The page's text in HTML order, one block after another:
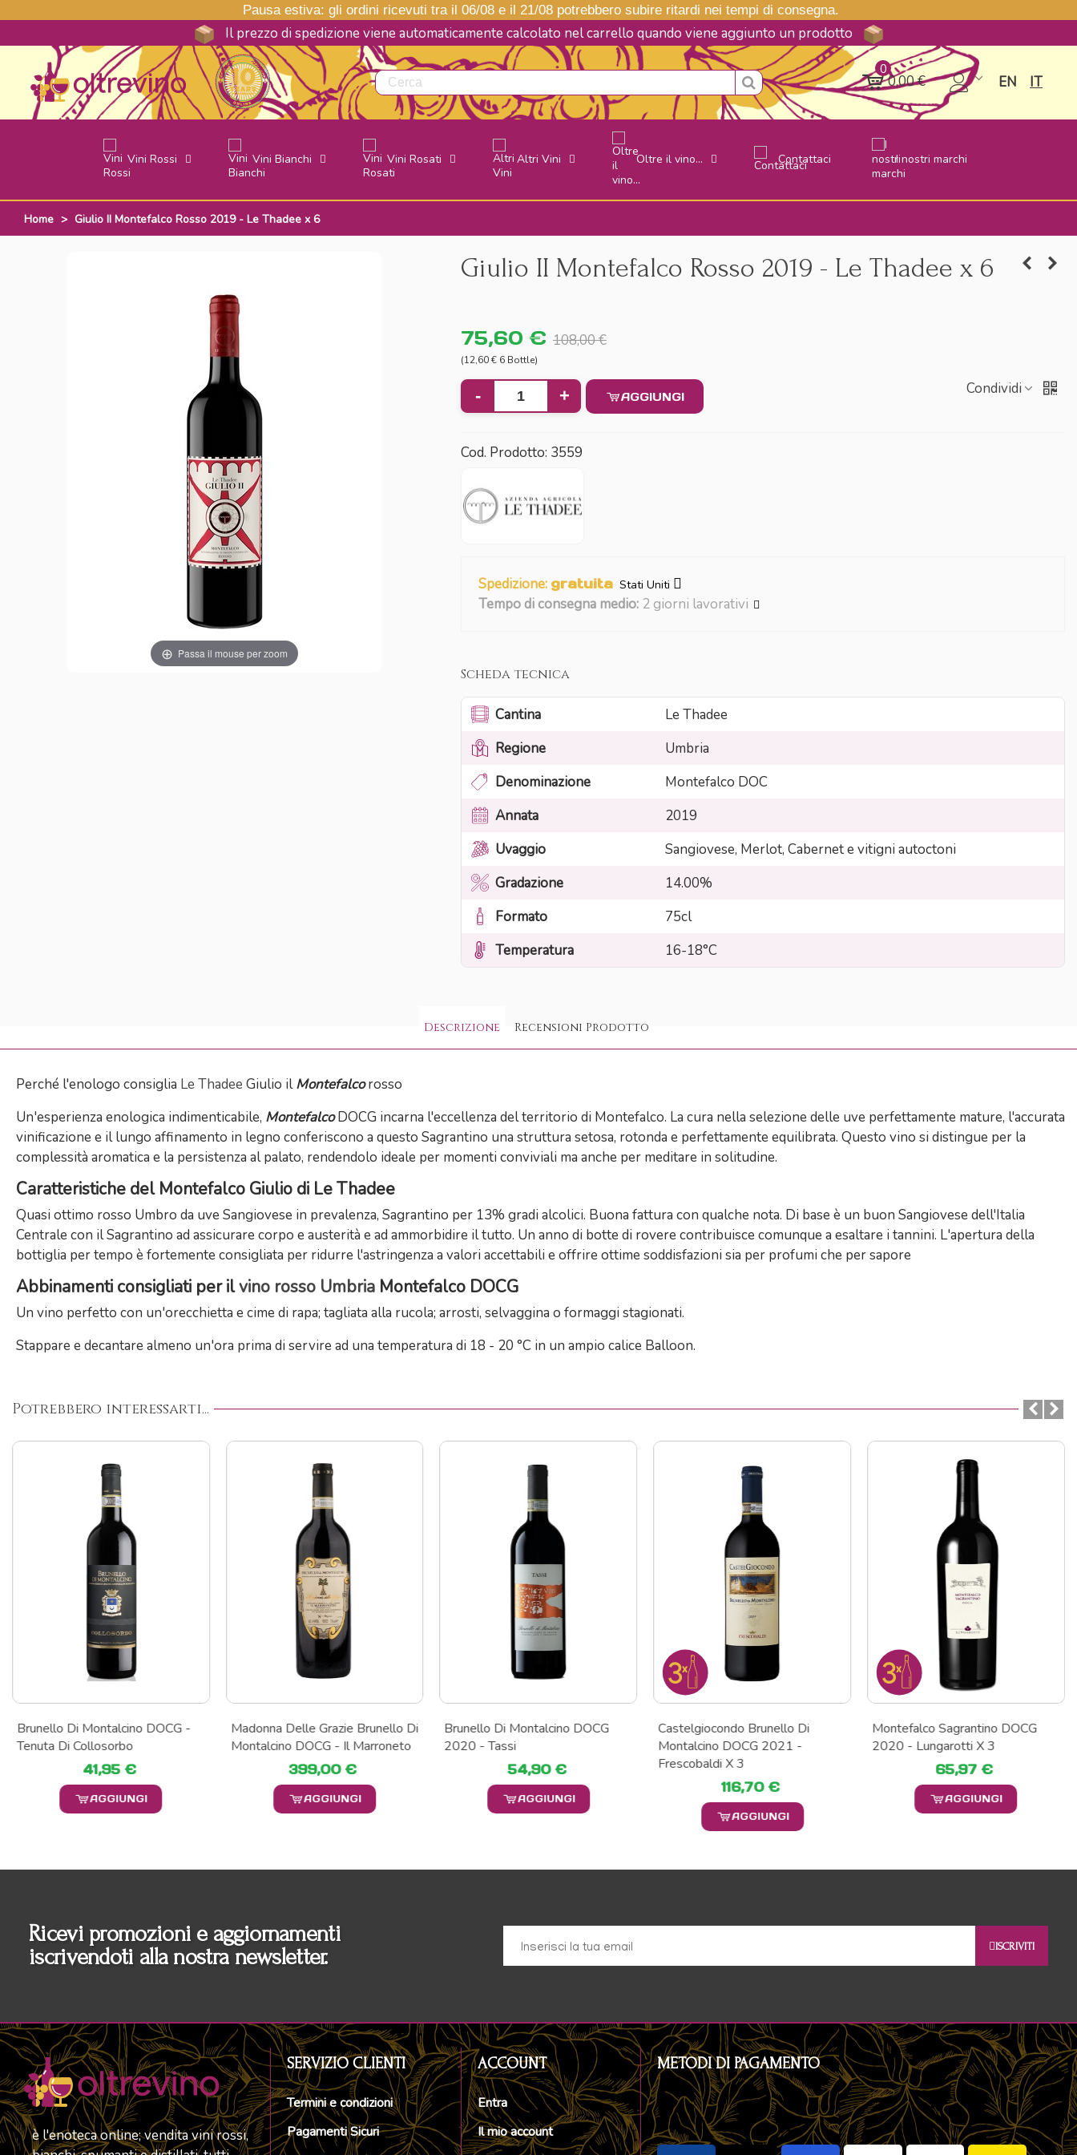
Pausa estiva: gli ordini ricevuti tra il 06/08 e il 21/08 potrebbero subire ritardi nei tempi di consegna.
Il prezzo di spedizione viene automaticamente calcolato nel carrello quando viene aggiunto un prodotto
0
0,00 € EN IT
Vini Rossi Vini Bianchi Vini Rosati Altri Vini Oltre il vino... Contattaci I nostri marchi
Home > Giulio II Montefalco Rosso 2019 - Le Thadee x 6
Passa il mouse per zoom
Giulio II Montefalco Rosso 2019 - Le Thadee x 6
75,60 € 108,00 €
(12,60 € 6 Bottle)
- + AGGIUNGI Condividi
Cod. Prodotto: 3559
Spedizione: gratuita Stati Uniti
Tempo di consegna medio: 2 giorni lavorativi
Scheda tecnica
Cantina
Le Thadee
Regione
Umbria
Denominazione
Montefalco DOC
Annata
2019
Uvaggio
Sangiovese, Merlot, Cabernet e vitigni autoctoni
Gradazione
14.00%
Formato
75cl
Temperatura
16-18°C
Descrizione Recensioni Prodotto
Perché l'enologo consiglia Le Thadee Giulio ilMontefalcorosso
Un'esperienza enologica indimenticabile, MontefalcoDOCG incarna l'eccellenza del territorio di Montefalco. La cura nella selezione delle uve perfettamente mature, l'accurata
vinificazione e il lungo affinamento in legno conferiscono a questo Sagrantino una struttura setosa, rotonda e perfettamente equilibrata. Questo vino si distingue per la
complessità aromatica e la persistenza al palato, rendendolo ideale per momenti conviviali ma anche per meditare in solitudine.
Caratteristiche del Montefalco Giulio di Le Thadee
Quasi ottimo rosso Umbro da uve Sangiovese in prevalenza, Sagrantino per 13% gradi alcolici. Buona fattura con qualche nota. Di base è un buon Sangiovese dell'Italia
Centrale con il Sagrantino ad assicurare corpo e austerità e ad ammorbidire il tutto. Un anno di botte di rovere contribuisce comunque a esaltare i tannini. L'apertura della
bottiglia per tempo è fortemente consigliata per ridurre l'astringenza a valori accettabili e offrire ottime soddisfazioni sia per profumi che per sapore
Abbinamenti consigliati per ilvino rosso Umbria Montefalco DOCG
Un vino perfetto con un'orecchietta e cime di rapa; tagliata alla rucola; arrosti, selvaggina o formaggi stagionati.
Stappare e decantare almeno un'ora prima di servire ad una temperatura di 18 - 20 °C in un ampio calice Balloon.
Potrebbero interessarti...
Brunello Di Montalcino DOCG -
Tenuta Di Collosorbo
41,95 €
AGGIUNGI
Madonna Delle Grazie Brunello Di
Montalcino DOCG - Il Marroneto
399,00 €
AGGIUNGI
Brunello Di Montalcino DOCG
2020 - Tassi
54,90 €
AGGIUNGI
Castelgiocondo Brunello Di
Montalcino DOCG 2021 -
Frescobaldi X 3
116,70 €
AGGIUNGI
Montefalco Sagrantino DOCG
2020 - Lungarotti X 3
65,97 €
AGGIUNGI
Ricevi promozioni e aggiornamenti
iscrivendoti alla nostra newsletter.
ISCRIVITI
è l'enoteca online; vendita vini rossi,
SERVIZIO CLIENTI
Termini e condizioni
Pagamenti Sicuri
ACCOUNT
Entra
Il mio account
METODI DI PAGAMENTO